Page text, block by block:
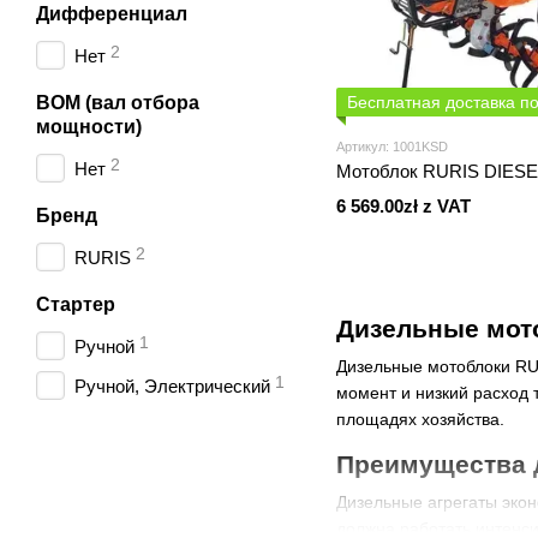
Дизельные
Дизельные мотоблоки
момент и низкий расход
площадях хозяйства.
Преимущества
Дизельные агрегаты
Бесплатная доставка
Артикул: 1001KSD
Мотоблок RURIS
6 569.00zł z VAT
Дифференциал
Нет 2
ВОМ (вал отбора
мощности)
Нет 2
Бренд
RURIS 2
Стартер
Ручной 1
Ручной, Электрический 1